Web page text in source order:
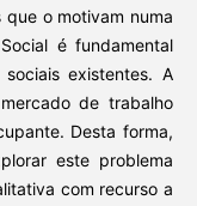
o motivam numa
é fundamental
existentes. A
de trabalho
Desta forma,
este problema
com recurso a